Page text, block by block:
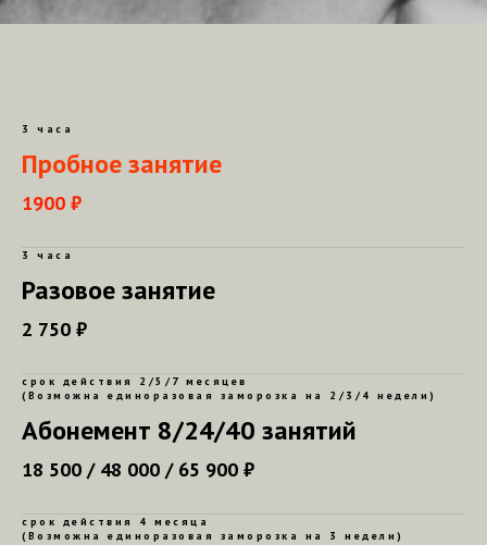
3 часа
Пробное занятие
1900 ₽
3 часа
Разовое занятие
2 750 ₽
срок действия 2/5/7 месяцев
(Возможна единоразовая заморозка на 2/3/4 недели)
Абонемент 8/24/40 занятий
18 500 / 48 000 / 65 900 ₽
срок действия 4 месяца
(Возможна единоразовая заморозка на 3 недели)